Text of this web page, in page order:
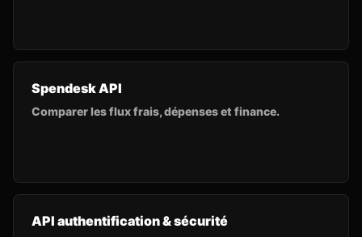
Spendesk API
Comparer les flux frais, dépenses et finance.
API authentification & sécurité